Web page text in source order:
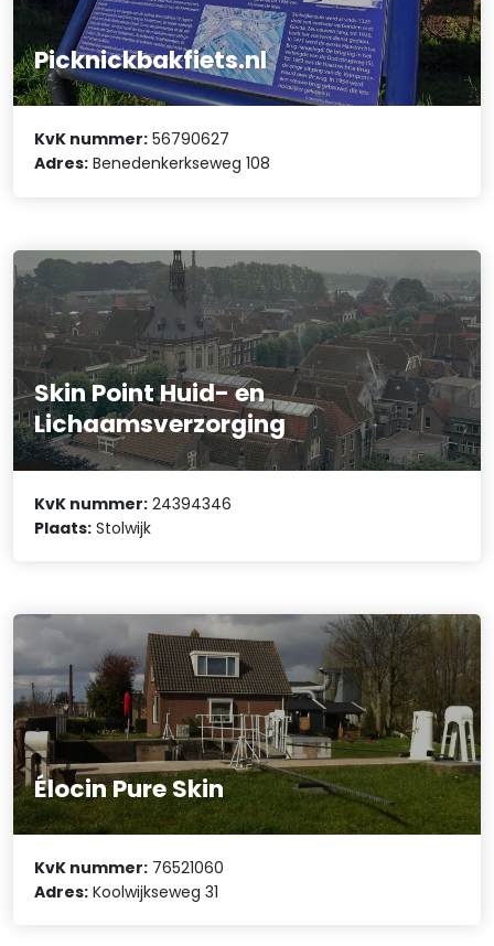
Picknickbakfiets.nl
KvK nummer: 56790627
Adres: Benedenkerkseweg 108
Skin Point Huid- en
Lichaamsverzorging
KvK nummer: 24394346
Plaats: Stolwijk
Élocin Pure Skin
KvK nummer: 76521060
Adres: Koolwijkseweg 31